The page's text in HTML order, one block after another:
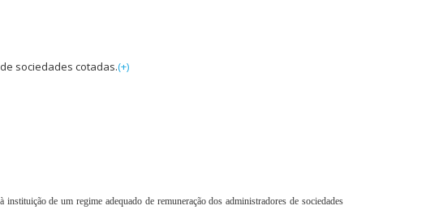
sociedades cotadas.(+)
de um regime adequado de remuneração dos administradores de sociedades